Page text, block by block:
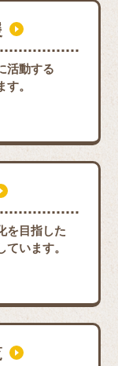
活動する
。
を目指した
います。